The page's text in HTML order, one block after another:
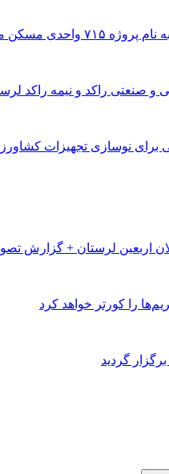
ملی خرم آباد
و صنعتی راکد و نیمه راکد
اربعین لرستان + گزارش
را کورتر خواهد کرد
گردید